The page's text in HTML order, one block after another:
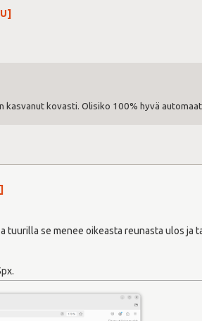
kasvanut kovasti. Olisiko 100% hyvä
tuurilla se menee oikeasta reunasta ulos ja